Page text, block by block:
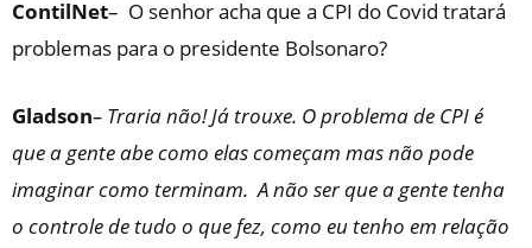
ContilNet– O senhor acha que a CPI do Covid tratará
problemas para o presidente Bolsonaro?
Gladson– Traria não! Já trouxe. O problema de CPI é
que a gente abe como elas começam mas não pode
imaginar como terminam. A não ser que a gente tenha
o controle de tudo o que fez, como eu tenho em relação